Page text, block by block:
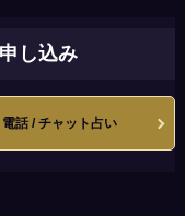
し込み
電話 / チャット占い